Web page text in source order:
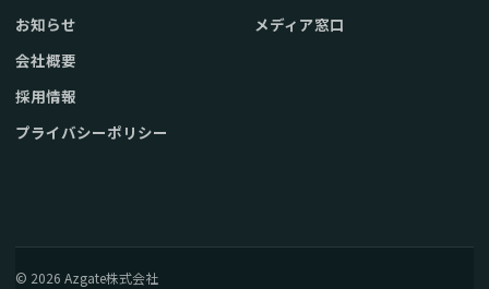
お知らせ
会社概要
採用情報
プライバシーポリシー
メディア窓口
© 2026 Azgate株式会社